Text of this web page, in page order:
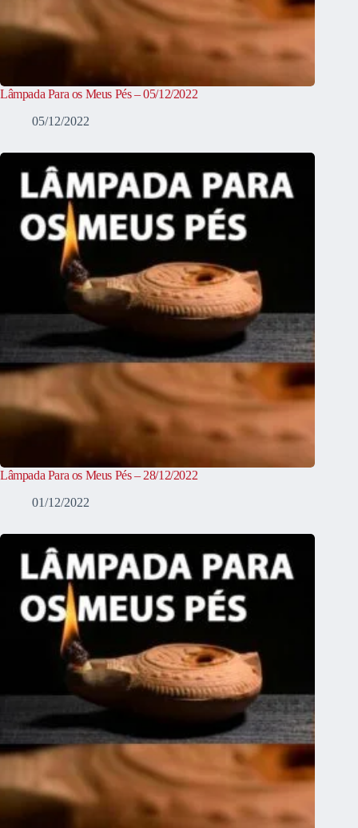
Lâmpada Para os Meus Pés – 05/12/2022
05/12/2022
Lâmpada Para os Meus Pés – 28/12/2022
01/12/2022